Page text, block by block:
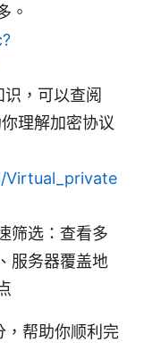
。
，可以查阅
理解加密协议
筛选：查看多
服务器覆盖地
，帮助你顺利完